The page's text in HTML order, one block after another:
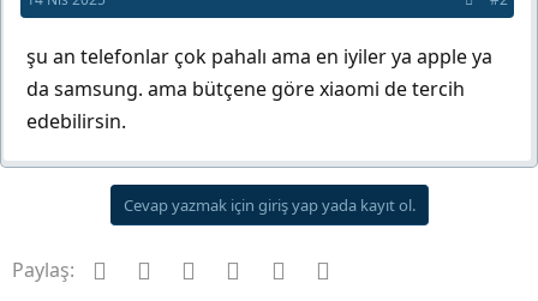
şu an telefonlar çok pahalı ama en iyiler ya apple ya
da samsung. ama bütçene göre xiaomi de tercih
edebilirsin.
Cevap yazmak için giriş yap yada kayıt ol.
Paylaş: Facebook
Twitter Pinterest
Tumblr WhatsApp